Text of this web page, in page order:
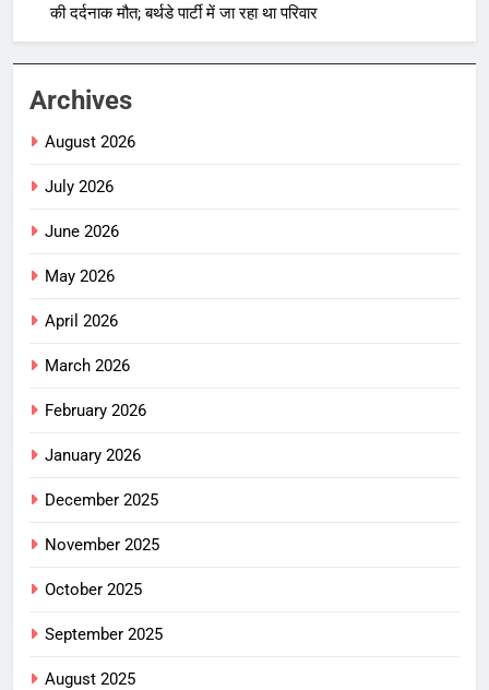
की दर्दनाक मौत; बर्थडे पार्टी में जा रहा था परिवार
Archives
August 2026
July 2026
June 2026
May 2026
April 2026
March 2026
February 2026
January 2026
December 2025
November 2025
October 2025
September 2025
August 2025